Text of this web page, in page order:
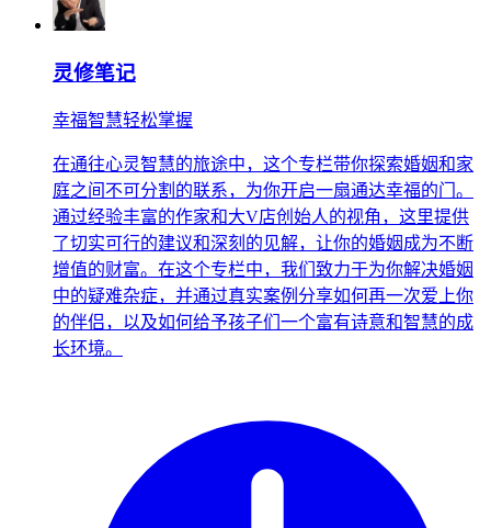
灵修笔记
幸福智慧轻松掌握
在通往心灵智慧的旅途中，这个专栏带你探索婚姻和家
庭之间不可分割的联系，为你开启一扇通达幸福的门。
通过经验丰富的作家和大V店创始人的视角，这里提供
了切实可行的建议和深刻的见解，让你的婚姻成为不断
增值的财富。在这个专栏中，我们致力于为你解决婚姻
中的疑难杂症，并通过真实案例分享如何再一次爱上你
的伴侣，以及如何给予孩子们一个富有诗意和智慧的成
长环境。